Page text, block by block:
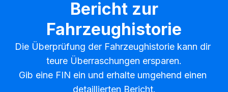
Bericht zur
Fahrzeughistorie
Die Überprüfung der Fahrzeughistorie kann dir
teure Überraschungen ersparen.
Gib eine FIN ein und erhalte umgehend einen
detaillierten Bericht.